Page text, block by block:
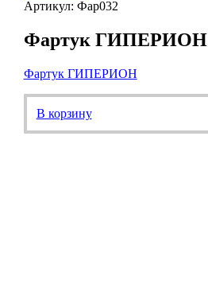
Артикул: Фар032
Фартук ГИПЕРИОН
Фартук ГИПЕРИОН
В корзину